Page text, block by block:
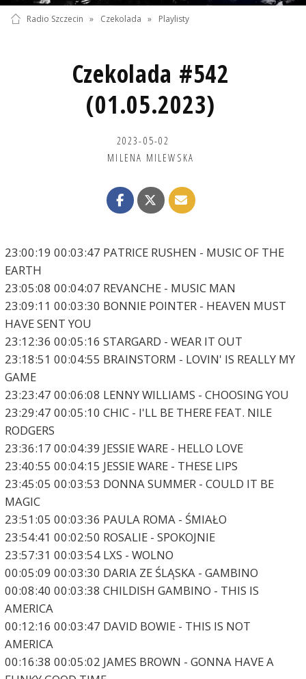
Radio Szczecin » Czekolada » Playlisty
Czekolada #542
(01.05.2023)
2023-05-02
MILENA MILEWSKA
23:00:19 00:03:47 PATRICE RUSHEN - MUSIC OF THE
EARTH
23:05:08 00:04:07 REVANCHE - MUSIC MAN
23:09:11 00:03:30 BONNIE POINTER - HEAVEN MUST
HAVE SENT YOU
23:12:36 00:05:16 STARGARD - WEAR IT OUT
23:18:51 00:04:55 BRAINSTORM - LOVIN' IS REALLY MY
GAME
23:23:47 00:06:08 LENNY WILLIAMS - CHOOSING YOU
23:29:47 00:05:10 CHIC - I'LL BE THERE FEAT. NILE
RODGERS
23:36:17 00:04:39 JESSIE WARE - HELLO LOVE
23:40:55 00:04:15 JESSIE WARE - THESE LIPS
23:45:05 00:03:53 DONNA SUMMER - COULD IT BE
MAGIC
23:51:05 00:03:36 PAULA ROMA - ŚMIAŁO
23:54:41 00:02:50 ROSALIE - SPOKOJNIE
23:57:31 00:03:54 LXS - WOLNO
00:05:09 00:03:30 DARIA ZE ŚLĄSKA - GAMBINO
00:08:40 00:03:38 CHILDISH GAMBINO - THIS IS
AMERICA
00:12:16 00:03:47 DAVID BOWIE - THIS IS NOT
AMERICA
00:16:38 00:05:02 JAMES BROWN - GONNA HAVE A